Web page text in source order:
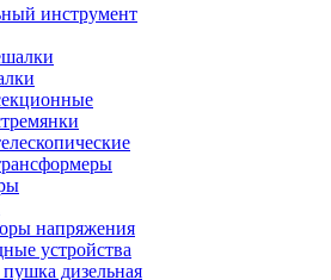
инструмент
напряжения
устройства